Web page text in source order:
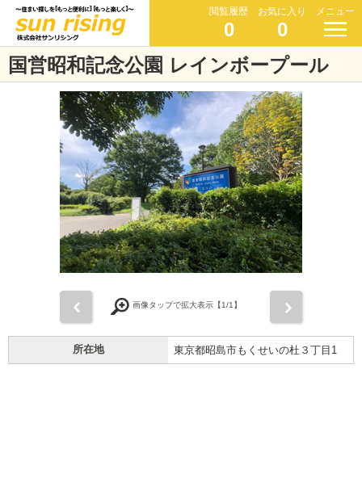
閲覧履歴
0
お気に入り
0
メニュー
国営昭和記念公園 レインボープール
画像タップで拡大表示【1/1】
所在地 東京都昭島市もくせいの杜３丁目1